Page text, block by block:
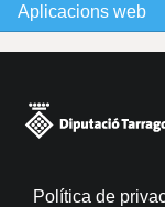
Aplicacions web
Política de